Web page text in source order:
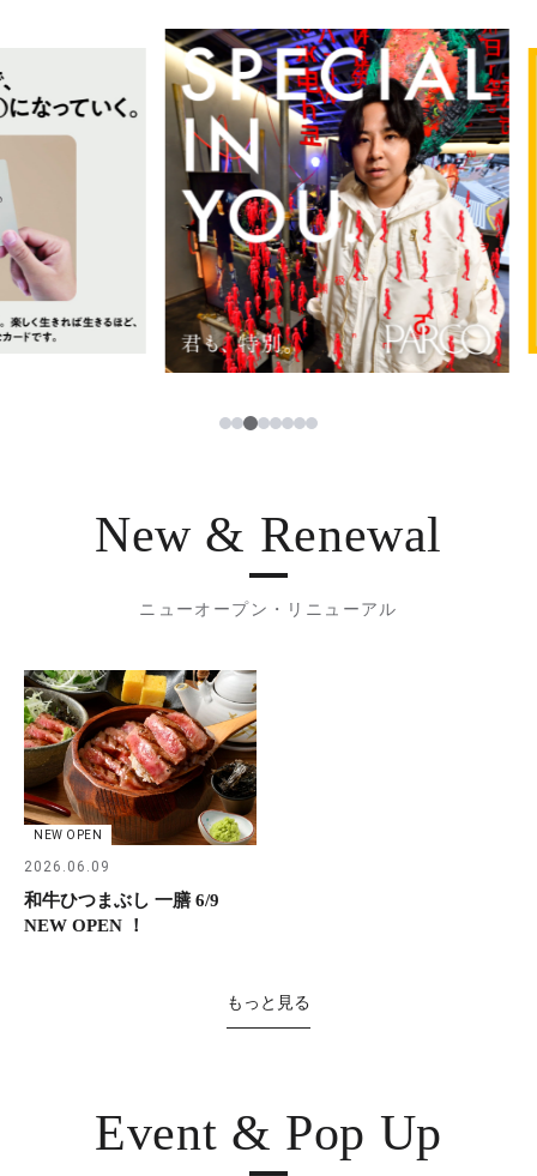
レストラン・カフェ
PARCOメンバーズ
JP
ภาษาไทย
1234567
New & Renewal
ニューオープン・リニューアル
NEW OPEN
2026.06.09
和牛ひつまぶし 一膳 6/9
NEW OPEN ！
もっと見る
Event & Pop Up